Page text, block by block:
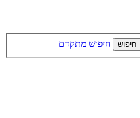
חיפוש חיפוש מתקדם